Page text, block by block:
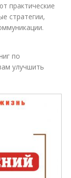
практические
стратегии,
по
улучшить